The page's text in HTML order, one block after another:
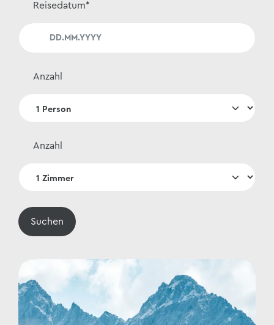
Reisedatum*
Anzahl
Anzahl
Suchen